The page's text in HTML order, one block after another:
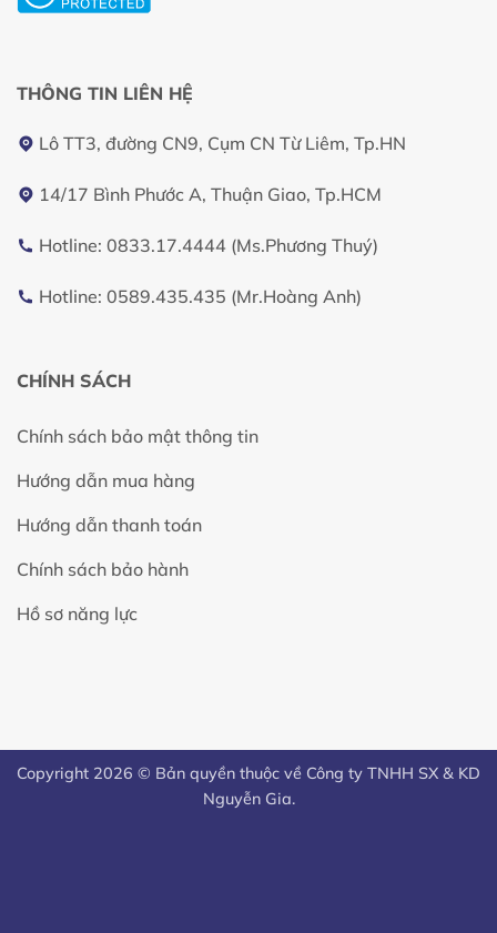
THÔNG TIN LIÊN HỆ
Lô TT3, đường CN9, Cụm CN Từ Liêm, Tp.HN
14/17 Bình Phước A, Thuận Giao, Tp.HCM
Hotline: 0833.17.4444 (Ms.Phương Thuý)
Hotline: 0589.435.435 (Mr.Hoàng Anh)
CHÍNH SÁCH
Chính sách bảo mật thông tin
Hướng dẫn mua hàng
Hướng dẫn thanh toán
Chính sách bảo hành
Hồ sơ năng lực
Copyright 2026 © Bản quyền thuộc về Công ty TNHH SX & KD
Nguyễn Gia.